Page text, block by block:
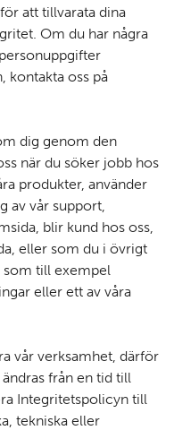
att tillvarata dina
Om du har några
kontakta oss på
dig genom den
när du söker jobb hos
produkter, använder
av vår support,
blir kund hos oss,
eller som du i övrigt
till exempel
eller ett av våra
vår verksamhet, därför
från en tid till
Integritetspolicyn till
tekniska eller